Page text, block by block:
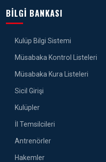
BILGI BANKASI
Kulüp Bilgi Sistemi
Müsabaka Kontrol Listeleri
Müsabaka Kura Listeleri
Sicil Girişi
Kulüpler
İl Temsilcileri
Antrenörler
Hakemler